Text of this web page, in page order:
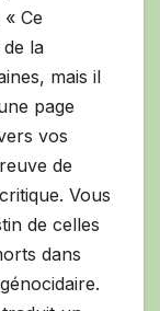
Ce
la
mais il
page
vos
de
Vous
de celles
dans